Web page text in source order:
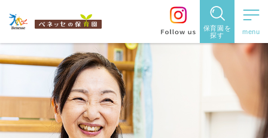
保育園を
探す
保育園を探す
住所・駅
名から探